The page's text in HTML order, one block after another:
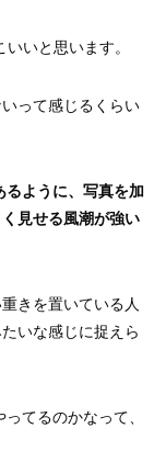
いと思います。
って感じるくらい
ように、写真を加
見せる風潮が強い
きを置いている人
いな感じに捉えら
てるのかなって、